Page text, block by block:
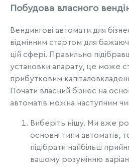
Побудова власного
Вендингові автомати для
відмінним стартом для
цій сфері. Правильно
установки апарату, це може
прибутковим
Почати власний бізнес на
автоматів можна наступним
Виберіть нішу. Ми вже
основні типи автоматів,
підібрати найбільш
вашому розумінню